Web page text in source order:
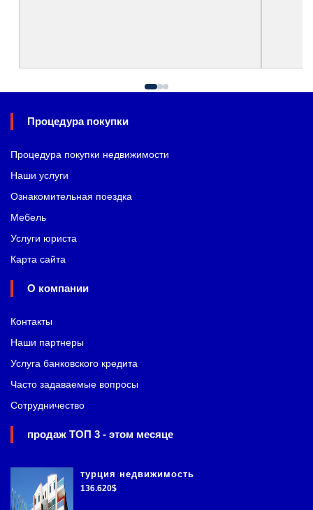
Процедура покупки
Процедура покупки недвижимости
Наши услуги
Ознакомительная поездка
Мебель
Услуги юриста
Карта сайта
О компании
Контакты
Наши партнеры
Услуга банковского кредита
Часто задаваемые вопросы
Сотрудничество
продаж ТОП 3 - этом месяце
турция недвижимость
136.620$